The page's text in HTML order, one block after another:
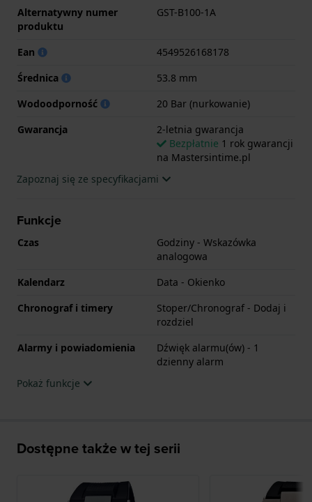
.Alternatywny numer
produktu
GST-B100-1A
Ean
4549526168178
Średnica
53.8 mm
Wodoodporność
20 Bar (nurkowanie)
Gwarancja
2-letnia gwarancja
Bezpłatnie 1 rok gwarancji
na Mastersintime.pl
Zapoznaj się ze specyfikacjami
Funkcje
Czas
Godziny - Wskazówka
analogowa
Kalendarz
Data - Okienko
Chronograf i timery
Stoper/Chronograf - Dodaj i
rozdziel
Alarmy i powiadomienia
Dźwięk alarmu(ów) - 1
dzienny alarm
Pokaż funkcje
Dostępne także w tej serii